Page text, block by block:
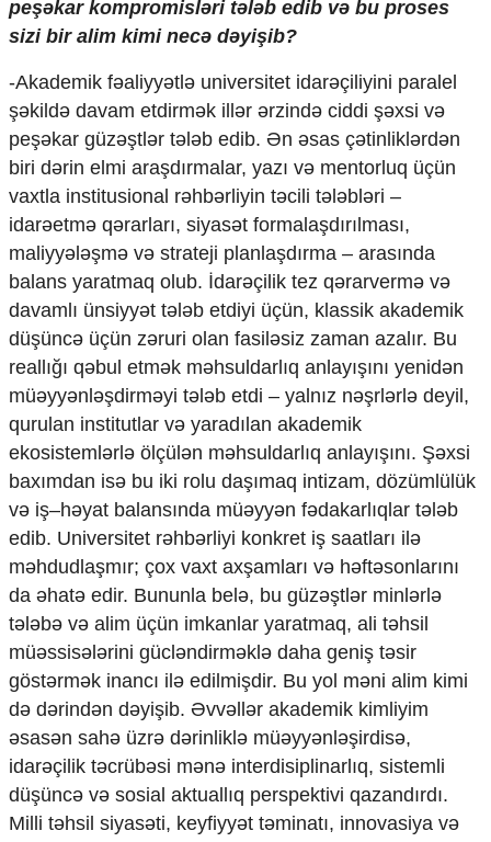
peşəkar kompromisləri tələb edib və bu proses
sizi bir alim kimi necə dəyişib?
-Akademik fəaliyyətlə universitet idarəçiliyini paralel
şəkildə davam etdirmək illər ərzində ciddi şəxsi və
peşəkar güzəştlər tələb edib. Ən əsas çətinliklərdən
biri dərin elmi araşdırmalar, yazı və mentorluq üçün
vaxtla institusional rəhbərliyin təcili tələbləri –
idarəetmə qərarları, siyasət formalaşdırılması,
maliyyələşmə və strateji planlaşdırma – arasında
balans yaratmaq olub. İdarəçilik tez qərarvermə və
davamlı ünsiyyət tələb etdiyi üçün, klassik akademik
düşüncə üçün zəruri olan fasiləsiz zaman azalır. Bu
reallığı qəbul etmək məhsuldarlıq anlayışını yenidən
müəyyənləşdirməyi tələb etdi – yalnız nəşrlərlə deyil,
qurulan institutlar və yaradılan akademik
ekosistemlərlə ölçülən məhsuldarlıq anlayışını. Şəxsi
baxımdan isə bu iki rolu daşımaq intizam, dözümlülük
və iş–həyat balansında müəyyən fədakarlıqlar tələb
edib. Universitet rəhbərliyi konkret iş saatları ilə
məhdudlaşmır; çox vaxt axşamları və həftəsonlarını
da əhatə edir. Bununla belə, bu güzəştlər minlərlə
tələbə və alim üçün imkanlar yaratmaq, ali təhsil
müəssisələrini gücləndirməklə daha geniş təsir
göstərmək inancı ilə edilmişdir. Bu yol məni alim kimi
də dərindən dəyişib. Əvvəllər akademik kimliyim
əsasən sahə üzrə dərinliklə müəyyənləşirdisə,
idarəçilik təcrübəsi mənə interdisiplinarlıq, sistemli
düşüncə və sosial aktuallıq perspektivi qazandırdı.
Milli təhsil siyasəti, keyfiyyət təminatı, innovasiya və